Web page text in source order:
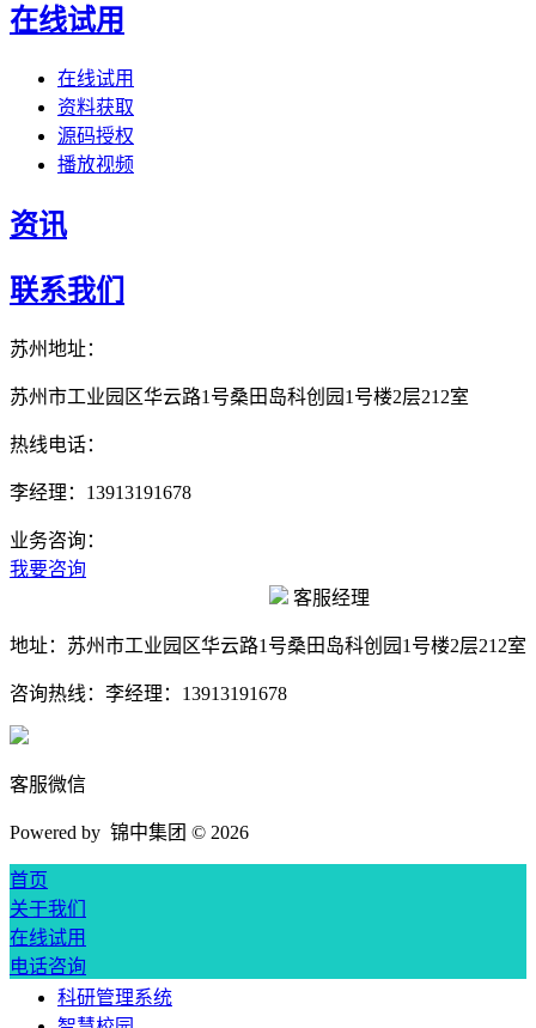
在线试用
在线试用
资料获取
源码授权
播放视频
资讯
联系我们
苏州地址：
苏州市工业园区华云路1号桑田岛科创园1号楼2层212室
热线电话：
李经理：13913191678
业务咨询：
我要咨询
客服经理
地址： 苏州市工业园区华云路1号桑田岛科创园1号楼2层212室
咨询热线： 李经理：13913191678
客服微信
Powered by 锦中集团 © 2026
首页
关于我们
在线试用
电话咨询
科研管理系统